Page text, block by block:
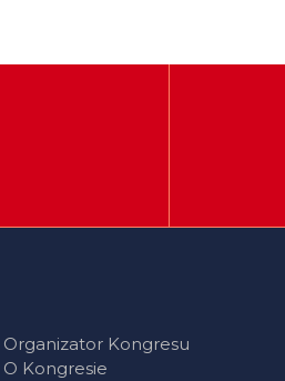
Organizator Kongresu
O Kongresie